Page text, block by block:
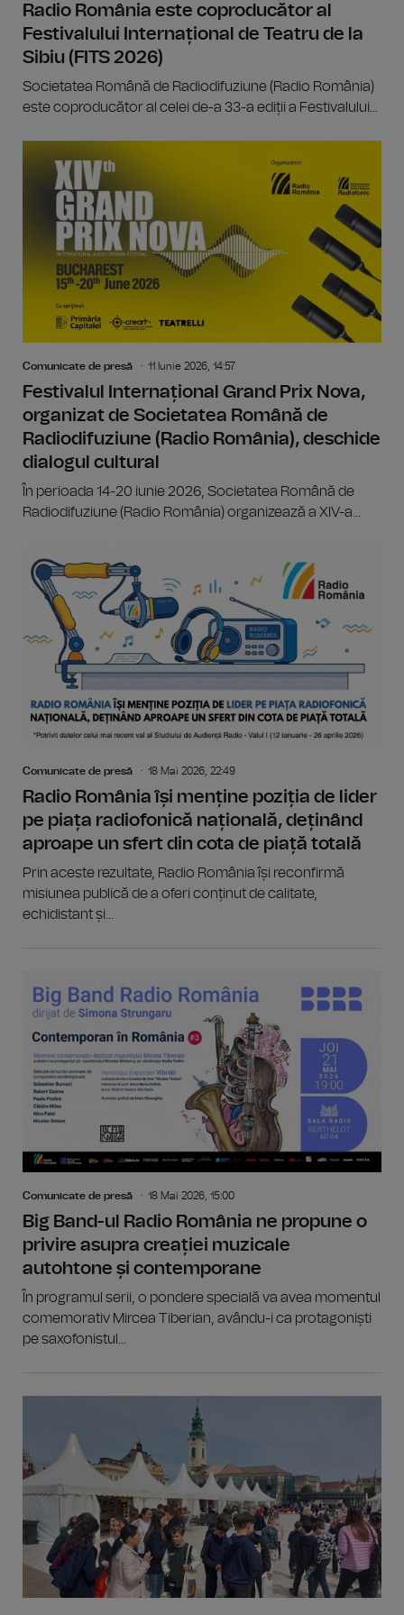
Radio România este coproducător al
Festivalului Internațional de Teatru de la
Sibiu (FITS 2026)
Societatea Română de Radiodifuziune (Radio România)
este coproducător al celei de-a 33-a ediții a Festivalului...
Comunicate de presă 11 Iunie 2026, 14:57
Festivalul Internațional Grand Prix Nova,
organizat de Societatea Română de
Radiodifuziune (Radio România), deschide
dialogul cultural
În perioada 14-20 iunie 2026, Societatea Română de
Radiodifuziune (Radio România) organizează a XIV-a...
Comunicate de presă 18 Mai 2026, 22:49
Radio România își menține poziția de lider
pe piața radiofonică națională, deținând
aproape un sfert din cota de piață totală
Prin aceste rezultate, Radio România își reconfirmă
misiunea publică de a oferi conținut de calitate,
echidistant și...
Comunicate de presă 18 Mai 2026, 15:00
Big Band-ul Radio România ne propune o
privire asupra creației muzicale
autohtone și contemporane
În programul serii, o pondere specială va avea momentul
comemorativ Mircea Tiberian, avându-i ca protagoniști
pe saxofonistul...